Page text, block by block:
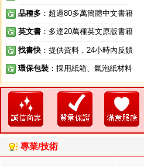
品種多 ：超過80多萬簡體中文書籍
英文書 ：多達20萬種英文原版書籍
找書快 ：提供資料，24小時內反饋
環保包裝 ：採用紙箱、氣泡紙材料
專業/技術